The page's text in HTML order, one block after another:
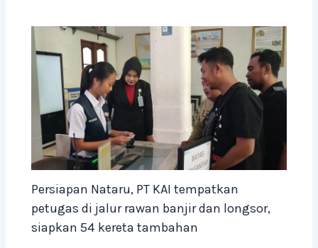
Persiapan Nataru, PT KAI tempatkan
petugas di jalur rawan banjir dan longsor,
siapkan 54 kereta tambahan